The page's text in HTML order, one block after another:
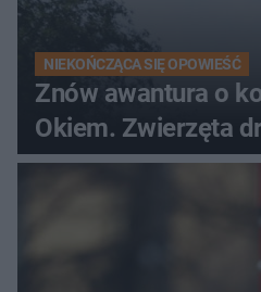
NIEKOŃCZĄCA SIĘ OPOWIEŚĆ
Znów awantura o
Okiem. Zwierzęta